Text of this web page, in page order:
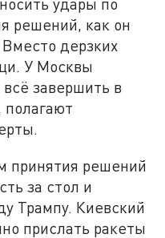
решений, как он
дерзких
У Москвы
завершить в
принятия решений
за стол и
Трампу. Киевский
прислать ракеты